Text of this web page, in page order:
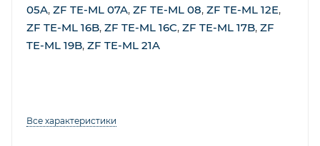
05A, ZF TE-ML 07A, ZF TE-ML 08, ZF TE-ML 12E,
ZF TE-ML 16B, ZF TE-ML 16C, ZF TE-ML 17B, ZF
TE-ML 19B, ZF TE-ML 21A
Все характеристики